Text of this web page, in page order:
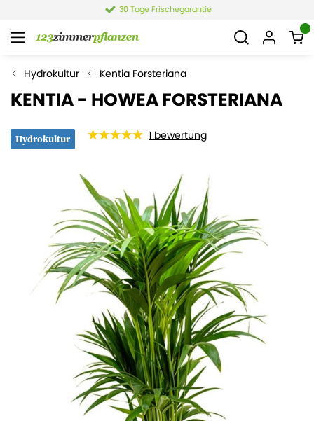
4,4 von 6.021 Bewertungen
Hydrokultur Kentia Forsteriana
KENTIA - HOWEA FORSTERIANA
Hydrokultur 1 bewertung